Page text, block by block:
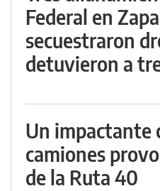
Federal en
secuestraron
detuvieron a
Un impactante
camiones
de la Ruta 40